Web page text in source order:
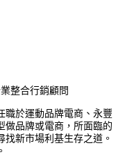
整合行銷顧問
職於運動品牌電商、永豐
做品牌或電商，所面臨的
新市場利基生存之道。